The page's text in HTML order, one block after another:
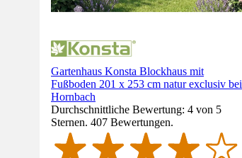
Gartenhaus Konsta Blockhaus mit
Fußboden 201 x 253 cm natur exclusiv bei
Hornbach
Durchschnittliche Bewertung: 4 von 5
Sternen. 407 Bewertungen.